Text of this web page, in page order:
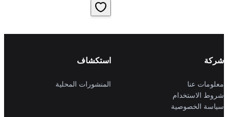
شركة
معلومات عنا
شروط الاستخدام
سياسة الخصوصية
استكشاف
المنشورات المحلية